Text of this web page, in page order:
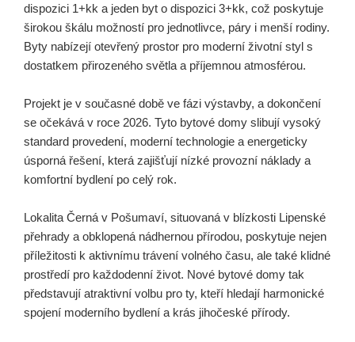
dispozici 1+kk a jeden byt o dispozici 3+kk, což poskytuje
širokou škálu možností pro jednotlivce, páry i menší rodiny.
Byty nabízejí otevřený prostor pro moderní životní styl s
dostatkem přirozeného světla a příjemnou atmosférou.
Projekt je v současné době ve fázi výstavby, a dokončení
se očekává v roce 2026. Tyto bytové domy slibují vysoký
standard provedení, moderní technologie a energeticky
úsporná řešení, která zajišťují nízké provozní náklady a
komfortní bydlení po celý rok.
Lokalita Černá v Pošumaví, situovaná v blízkosti Lipenské
přehrady a obklopená nádhernou přírodou, poskytuje nejen
příležitosti k aktivnímu trávení volného času, ale také klidné
prostředí pro každodenní život. Nové bytové domy tak
představují atraktivní volbu pro ty, kteří hledají harmonické
spojení moderního bydlení a krás jihočeské přírody.